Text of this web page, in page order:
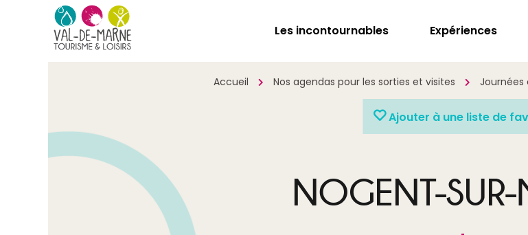
Les incontournables Expériences
Accueil Nos agendas pour les sorties et visites Journées
Ajouter à une liste de
NOGENT-SUR-